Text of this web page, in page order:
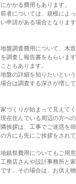
にかかる費用もあります。
前者については、規模によ
い申請がある場合となります
地盤調査費用について、木
を調査し報告書をもらいま
こともあります。
地盤の詳細を知りたいとい
場合は調査する深さが増し
家づくりが始まって見えてく
現在住んでいる周辺の方へ
隣挨拶は、工事でご迷惑を
の方にも先にご挨拶をされ
地鎮祭費用についてもご用意
工務店さんや設計事務所と
です。その場合は、お供え